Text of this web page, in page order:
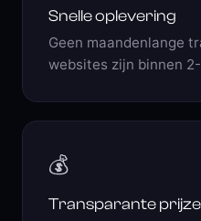
Snelle oplevering
Geen maandenlange
websites zijn binnen
💰
Transparante